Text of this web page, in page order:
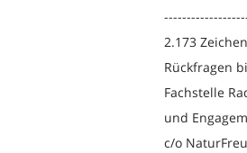
2.173
Rückfragen
Fachstelle
und
c/o